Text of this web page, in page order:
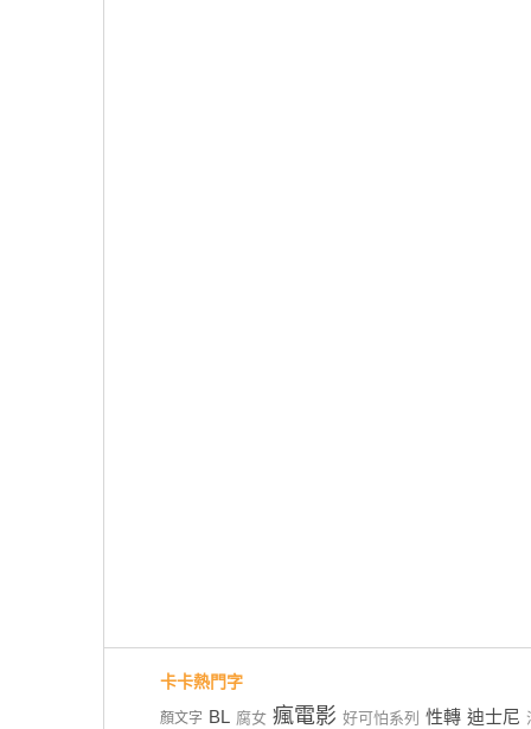
卡卡熱門字
顏文字 BL 腐女 瘋電影 好可怕系列 性轉 迪士尼